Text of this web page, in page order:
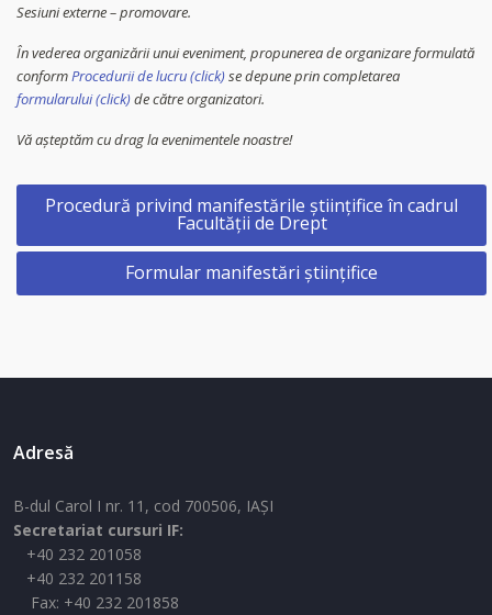
Sesiuni externe – promovare.
În vederea organizării unui eveniment, propunerea de organizare formulată
conformProcedurii de lucru (click)se depune prin completarea
formularului (click)de către organizatori.
Vă așteptăm cu drag la evenimentele noastre!
Procedură privind manifestările științifice în cadrul
Facultății de Drept
Formular manifestări științifice
Adresă
B-dul Carol I nr. 11, cod 700506, IAŞI
Secretariat cursuri IF:
+40 232 201058
+40 232 201158
Fax: +40 232 201858